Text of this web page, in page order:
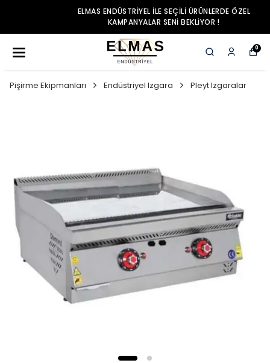
ELMAS ENDÜSTRIYEL ILE SEÇILI ÜRÜNLERDE ÖZEL
KAMPANYALAR SENI BEKLIYOR !
0
Pişirme Ekipmanları Endüstriyel Izgara Pleyt Izgaralar